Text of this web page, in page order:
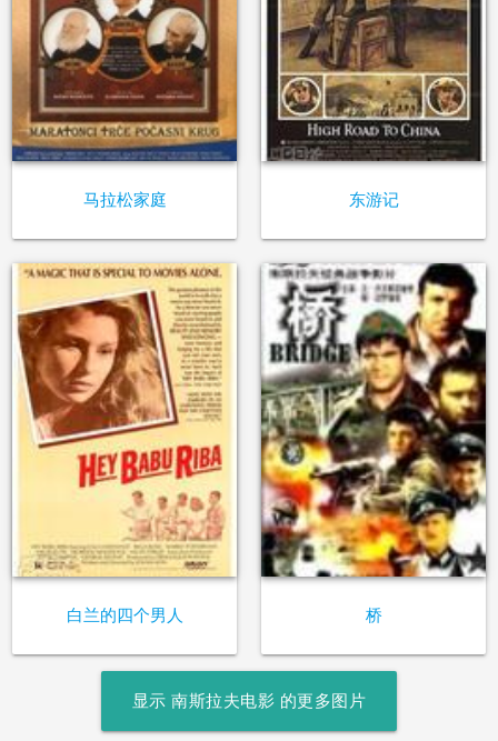
马拉松家庭 东游记
白兰的四个男人 桥
显示 南斯拉夫电影 的更多图片